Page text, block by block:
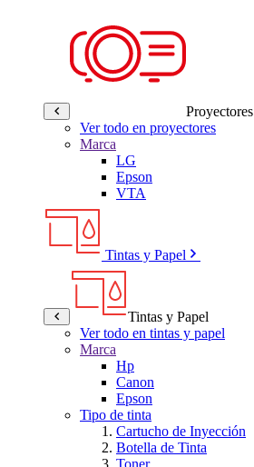
Proyectores
Ver todo en proyectores
Marca
LG
Epson
VTA
Tintas y Papel
Tintas y Papel
Ver todo en tintas y papel
Marca
Hp
Canon
Epson
Tipo de tinta
Cartucho de Inyección
Botella de Tinta
Toner